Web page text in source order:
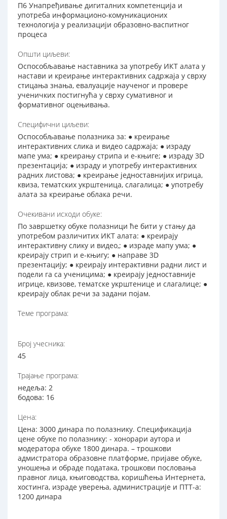
П6 Унапређивање дигиталних компетенција и
употреба информационо-комуникационих
технологија у реализацији образовно-васпитног
процеса
Општи циљеви:
Оспособљавање наставника за употребу ИКТ алата у
настави и креирање интерактивних садржаја у сврху
стицања знања, евалуације наученог и провере
ученичких постигнућа у сврху сумативног и
формативног оцењивања.
Специфични циљеви:
Оспособљавање полазника за: ● креирање
интерактивних слика и видео садржаја; ● израду
мапе ума; ● креирању стрипа и е-књиге; ● израду 3D
презентација; ● израду и употребу интерактивних
радних листова; ● креирање једноставнијих игрица,
квиза, тематских укрштеница, слагалица; ● употребу
алата за креирање облака речи.
Очекивани исходи обуке:
По завршетку обуке полазници ће бити у стању да
употребом различитих ИКТ алата: ● креирају
интерактивну слику и видео,; ● израде мапу ума; ●
креирају стрип и е-књигу; ● направе 3D
презентацију; ● креирају интерактивни радни лист и
подели га са ученицима; ● креирају једноставније
игрице, квизове, тематске укрштенице и слагалице; ●
креирају облак речи за задани појам.
Теме програма:
Број учесника:
45
Трајање програма:
недеља: 2
бодова: 16
Цена:
Цена: 3000 динара по полазнику. Спецификација
цене обуке по полазнику: - хонорари аутора и
модератора обуке 1800 динара. – трошкови
адмистратора образовне платформе, пријаве обуке,
уношења и обраде података, трошкови пословања
правног лица, књиговодства, коришћења Интернета,
хостинга, израде уверења, администрације и ПТТ-а:
1200 динара